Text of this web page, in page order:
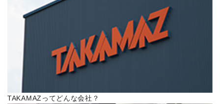
お問い合わせ
高松流技
ご利用に際して
当社のセキュリティへの取り組み
TAKAMAZってどんな会社？